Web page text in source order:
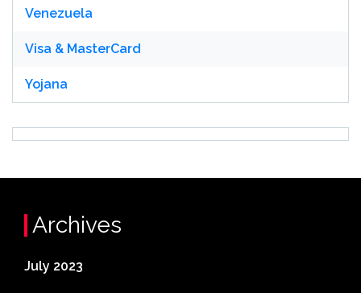
Venezuela
Visa & MasterCard
Yojana
Archives
July 2023